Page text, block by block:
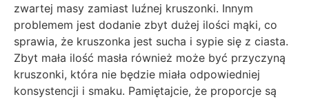
zwartej masy zamiast luźnej kruszonki. Innym
problemem jest dodanie zbyt dużej ilości mąki, co
sprawia, że kruszonka jest sucha i sypie się z ciasta.
Zbyt mała ilość masła również może być przyczyną
kruszonki, która nie będzie miała odpowiedniej
konsystencji i smaku. Pamiętajcie, że proporcje są